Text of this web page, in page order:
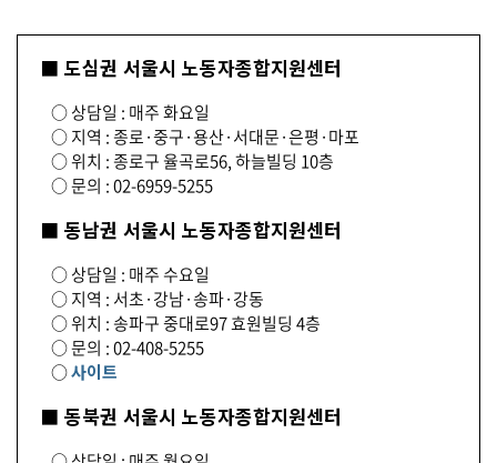
■ 도심권 서울시 노동자종합지원센터
○ 상담일 : 매주 화요일
○ 지역 : 종로·중구·용산·서대문·은평·마포
○ 위치 : 종로구 율곡로56, 하늘빌딩 10층
○ 문의 : 02-6959-5255
■ 동남권 서울시 노동자종합지원센터
○ 상담일 : 매주 수요일
○ 지역 : 서초·강남·송파·강동
○ 위치 : 송파구 중대로97 효원빌딩 4층
○ 문의 : 02-408-5255
○사이트
■ 동북권 서울시 노동자종합지원센터